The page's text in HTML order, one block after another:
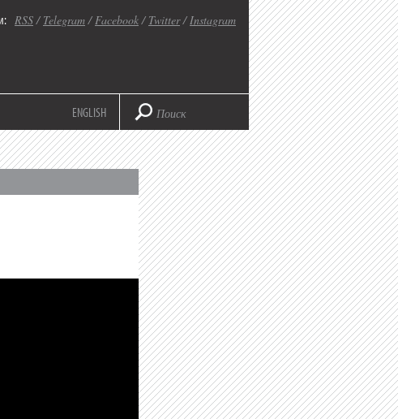
RSS/ Telegram/Facebook/ Twitter/Instagram
ENGLISH